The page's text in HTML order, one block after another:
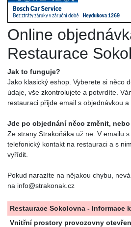
Online
Restaurace
Jak to funguje?
Jako klasický eshop. Vyberete si něco
údaje, vše zkontrolujete a potvrdíte.
restauraci přijde email s objednávkou a
Jde po objednání něco změnit,
Ze strany Strakoňáka už ne. V emailu
telefonický kontakt na restauraci a s
vyřídit.
Pokud narazíte na nějakou chybu,
na info@strakonak.cz
Restaurace Sokolovna - Informace
Vnitřní prostory provozovny